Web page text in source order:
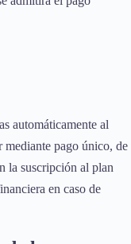
automáticamente al
mediante pago único, de
la suscripción al plan
en caso de